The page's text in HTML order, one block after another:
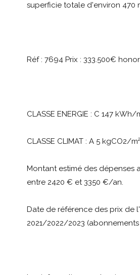
superficie totale d'environ 470
Réf : 7694 Prix : 333.500€
CLASSE ENERGIE : C 147 kWh/
CLASSE CLIMAT : A 5 kgCO2/
Montant estimé des dépenses
entre 2420 € et 3350 €/an.
Date de référence des prix de
2021/2022/2023